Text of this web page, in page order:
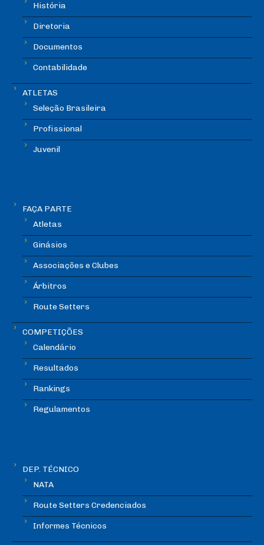
História
Diretoria
Documentos
Contabilidade
ATLETAS
Seleção Brasileira
Profissional
Juvenil
FAÇA PARTE
Atletas
Ginásios
Associações e Clubes
Árbitros
Route Setters
COMPETIÇÕES
Calendário
Resultados
Rankings
Regulamentos
DEP. TÉCNICO
NATA
Route Setters Credenciados
Informes Técnicos